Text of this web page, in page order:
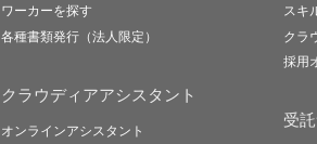
ワーカーを探す
各種書類発行（法人限定）
クラウディアアシスタント
オンラインアシスタント
スキ
クラ
採用
受